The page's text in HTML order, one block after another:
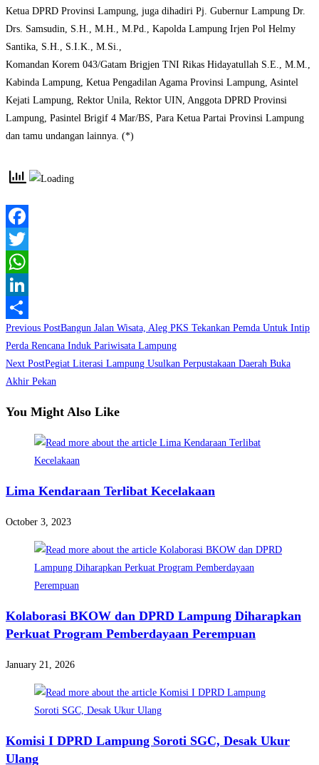
Ketua DPRD Provinsi Lampung, juga dihadiri Pj. Gubernur Lampung Dr.
Drs. Samsudin, S.H., M.H., M.Pd., Kapolda Lampung Irjen Pol Helmy
Santika, S.H., S.I.K., M.Si.,
Komandan Korem 043/Gatam Brigjen TNI Rikas Hidayatullah S.E., M.M.,
Kabinda Lampung, Ketua Pengadilan Agama Provinsi Lampung, Asintel
Kejati Lampung, Rektor Unila, Rektor UIN, Anggota DPRD Provinsi
Lampung, Pasintel Brigif 4 Mar/BS, Para Ketua Partai Provinsi Lampung
dan tamu undangan lainnya. (*)
Facebook
Twitter
WhatsApp
LinkedIn
Share
Read
more
articles
Previous PostBangun Jalan Wisata, Aleg PKS Tekankan Pemda Untuk Intip
Perda Rencana Induk Pariwisata Lampung
Next PostPegiat Literasi Lampung Usulkan Perpustakaan Daerah Buka
Akhir Pekan
You Might Also Like
Lima Kendaraan Terlibat Kecelakaan
October 3, 2023
Kolaborasi BKOW dan DPRD Lampung Diharapkan
Perkuat Program Pemberdayaan Perempuan
January 21, 2026
Komisi I DPRD Lampung Soroti SGC, Desak Ukur
Ulang